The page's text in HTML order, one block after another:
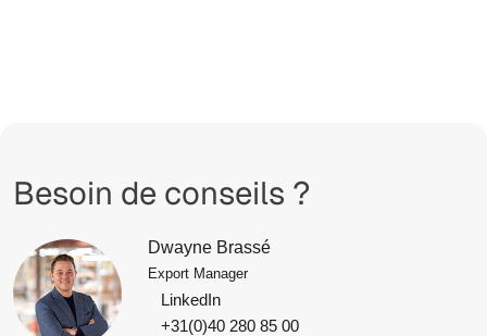
Besoin de conseils ?
Dwayne Brassé
Export Manager
LinkedIn
+31(0)40 280 85 00